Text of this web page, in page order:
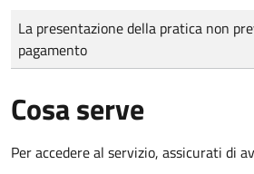
Tipo di pagamento
Importo
La presentazione della pratica non
pagamento
Cosa serve
Per accedere al servizio, assicurati di